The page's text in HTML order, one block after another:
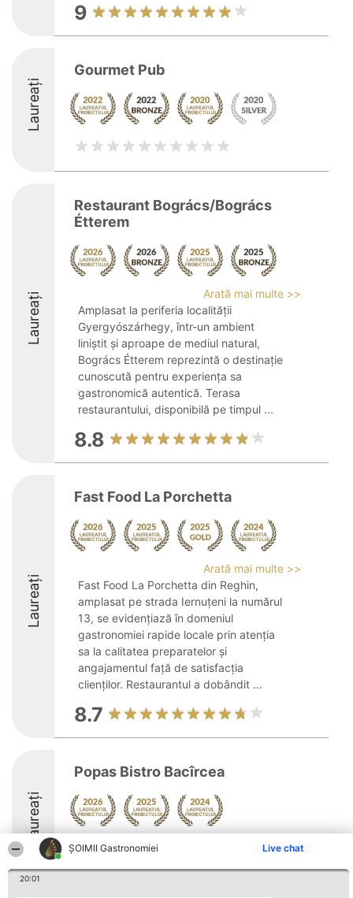
ȘOIMII Gastronomiei Live chat
20:01
9
Laureați
Gourmet Pub
Laureați
Restaurant Bogrács/Bogrács
Étterem
Arată mai multe >>
Amplasat la periferia localității
Gyergyószárhegy, într-un ambient
liniștit și aproape de mediul natural,
Bogrács Étterem reprezintă o destinație
cunoscută pentru experiența sa
gastronomică autentică. Terasa
restaurantului, disponibilă pe timpul ...
8.8
Laureați
Fast Food La Porchetta
Arată mai multe >>
Fast Food La Porchetta din Reghin,
amplasat pe strada Iernuțeni la numărul
13, se evidențiază în domeniul
gastronomiei rapide locale prin atenția
sa la calitatea preparatelor și
angajamentul față de satisfacția
clienților. Restaurantul a dobândit ...
8.7
Laureați
Popas Bistro Bacîrcea
Arată mai multe >>
8.6